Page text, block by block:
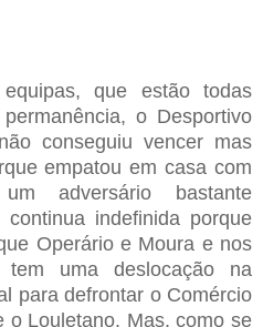
que estão todas
o Desportivo
conseguiu vencer mas
empatou em casa com
adversário bastante
indefinida porque
Operário e Moura e nos
uma deslocação na
para defrontar o Comércio
o Louletano. Mas, como se